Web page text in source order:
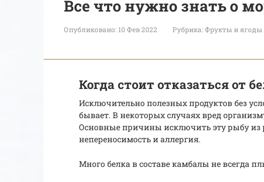
Все что нужно знать о
Опубликовано: 10 Фев 2022 Рубрика:Фрукты и ягоды
Когда стоит отказаться от
Исключительно полезных продуктов без
бывает. В некоторых случаях вред
Основные причины исключить эту рыбу
непереносимость и аллергия.
Много белка в составе камбалы не всегда